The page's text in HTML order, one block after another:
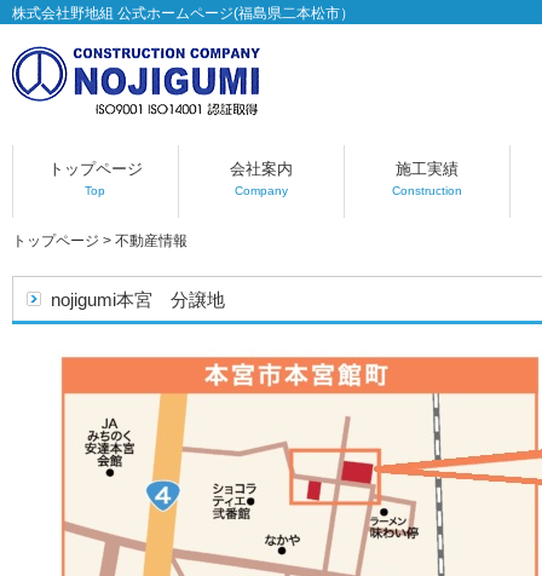
株式会社野地組 公式ホームページ(福島県二本松市）
トップページ
Top
会社案内
Company
施工実績
Construction
トップページ > 不動産情報
nojigumi本宮 分譲地